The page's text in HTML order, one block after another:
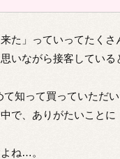
た」っていってたく
いながら接客してい
知って買っていただ
で、ありがたいことに
ね…。